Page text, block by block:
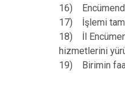
16)
17) İşlemi
18) İl
hizmetlerini
19) Birimin